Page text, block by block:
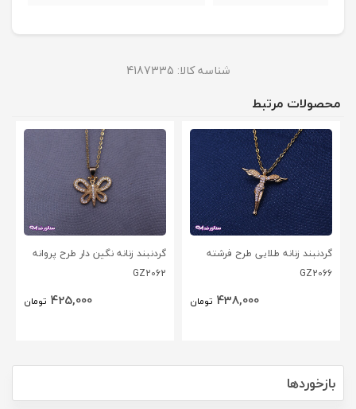
شناسه کالا: 4187335
محصولات مرتبط
گردنبند زنانه طلایی طرح فرشته
GZ2066
438,000 تومان
گردنبند زنانه نگین دار طرح پروانه
GZ2062
425,000 تومان
بازخوردها